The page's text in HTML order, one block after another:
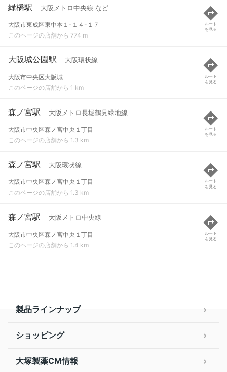
緑橋駅 大阪メトロ中央線 など
大阪市東成区東中本１-１４-１７
このページの店舗から 774 m
ルート
を見る
大阪城公園駅 大阪環状線
大阪市中央区大阪城
このページの店舗から 1 km
ルート
を見る
森ノ宮駅 大阪メトロ長堀鶴見緑地線
大阪市中央区森ノ宮中央１丁目
このページの店舗から 1.3 km
ルート
を見る
森ノ宮駅 大阪環状線
大阪市中央区森ノ宮中央１丁目
このページの店舗から 1.3 km
ルート
を見る
森ノ宮駅 大阪メトロ中央線
大阪市中央区森ノ宮中央１丁目
このページの店舗から 1.4 km
ルート
を見る
製品ラインナップ
ショッピング
大塚製薬CM情報